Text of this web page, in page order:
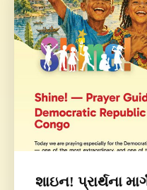
શાઇન! પ્રાર્થના